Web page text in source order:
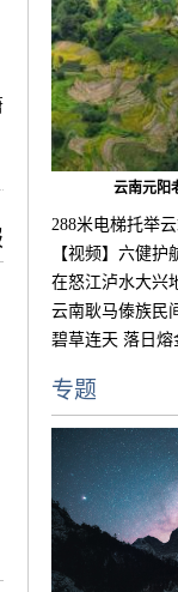
云南元阳
288米电梯托举
【视频】六健护
在怒江泸水大兴
云南耿马傣族民
碧草连天 落日熔
专题